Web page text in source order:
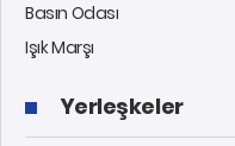
Basın Odası
Işık Marşı
Yerleşkeler